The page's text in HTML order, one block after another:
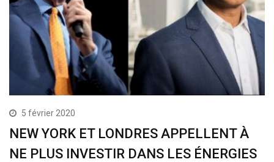
5 février 2020
NEW YORK ET LONDRES APPELLENT À
NE PLUS INVESTIR DANS LES ÉNERGIES